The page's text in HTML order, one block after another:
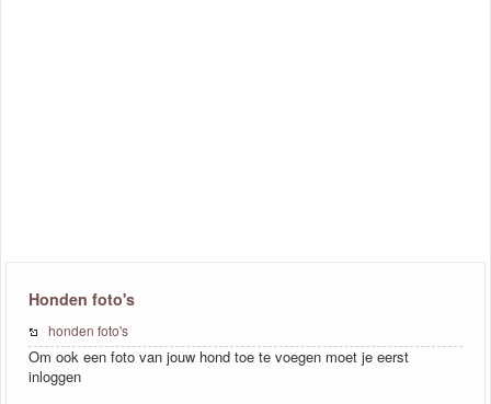
Honden foto's
honden foto's
Om ook een foto van jouw hond toe te voegen moet je eerst
inloggen